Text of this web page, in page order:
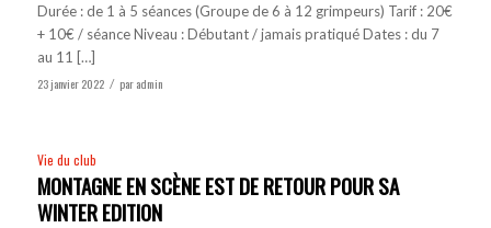
Durée : de 1 à 5 séances (Groupe de 6 à 12 grimpeurs) Tarif : 20€
+ 10€ / séance Niveau : Débutant / jamais pratiqué Dates : du 7
au 11 […]
23 janvier 2022 / paradmin
Vie du club
MONTAGNE EN SCÈNE EST DE RETOUR POUR SA
WINTER EDITION